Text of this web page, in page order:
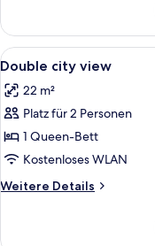
Gang
anzeigen
mit
privatem
Badezimmer
dem
Gang
Alle
Fotos
für
Double
city
view
anzeigen
5
Double city view
22 m²
Platz für 2 Personen
1 Queen-Bett
Kostenloses WLAN
Weitere Details
Weitere